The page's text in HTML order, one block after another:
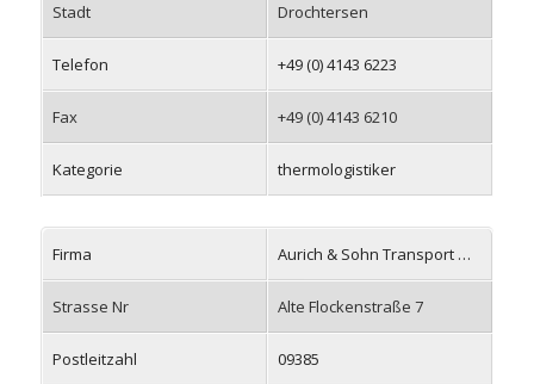
Stadt Drochtersen
Telefon +49 (0) 4143 6223
Fax +49 (0) 4143 6210
Kategorie thermologistiker
Firma Aurich & Sohn Transport GmbH
Strasse Nr Alte Flockenstraße 7
Postleitzahl 09385